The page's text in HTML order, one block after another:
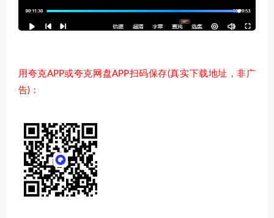
用夸克APP或夸克网盘APP扫码保存(真实下载地址，非广
告)：